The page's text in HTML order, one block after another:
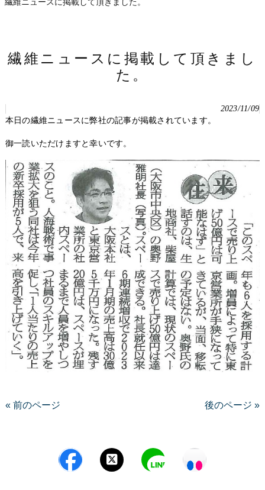
繊維ニュースに掲載して頂きまし
た。
2023/11/09
本日の繊維ニュースに弊社の記事が掲載されています。
御一読いただけますと幸いです。
« 前のページ 後のページ »